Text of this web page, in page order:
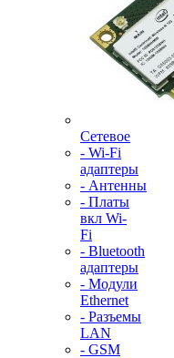
Сетевое
- Wi-Fi
адаптеры
- Антенны
- Платы
вкл Wi-
Fi
- Bluetooth
адаптеры
- Модули
Ethernet
- Разъемы
LAN
- GSM